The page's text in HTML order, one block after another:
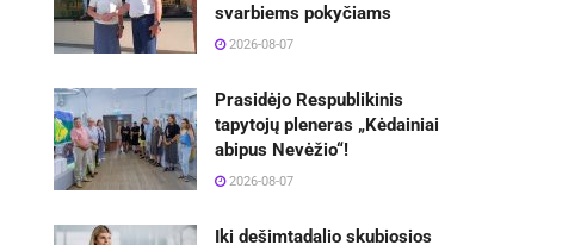
svarbiems pokyčiams
2026-08-07
Prasidėjo Respublikinis
tapytojų pleneras „Kėdainiai
abipus Nevėžio“!
2026-08-07
Iki dešimtadalio skubiosios